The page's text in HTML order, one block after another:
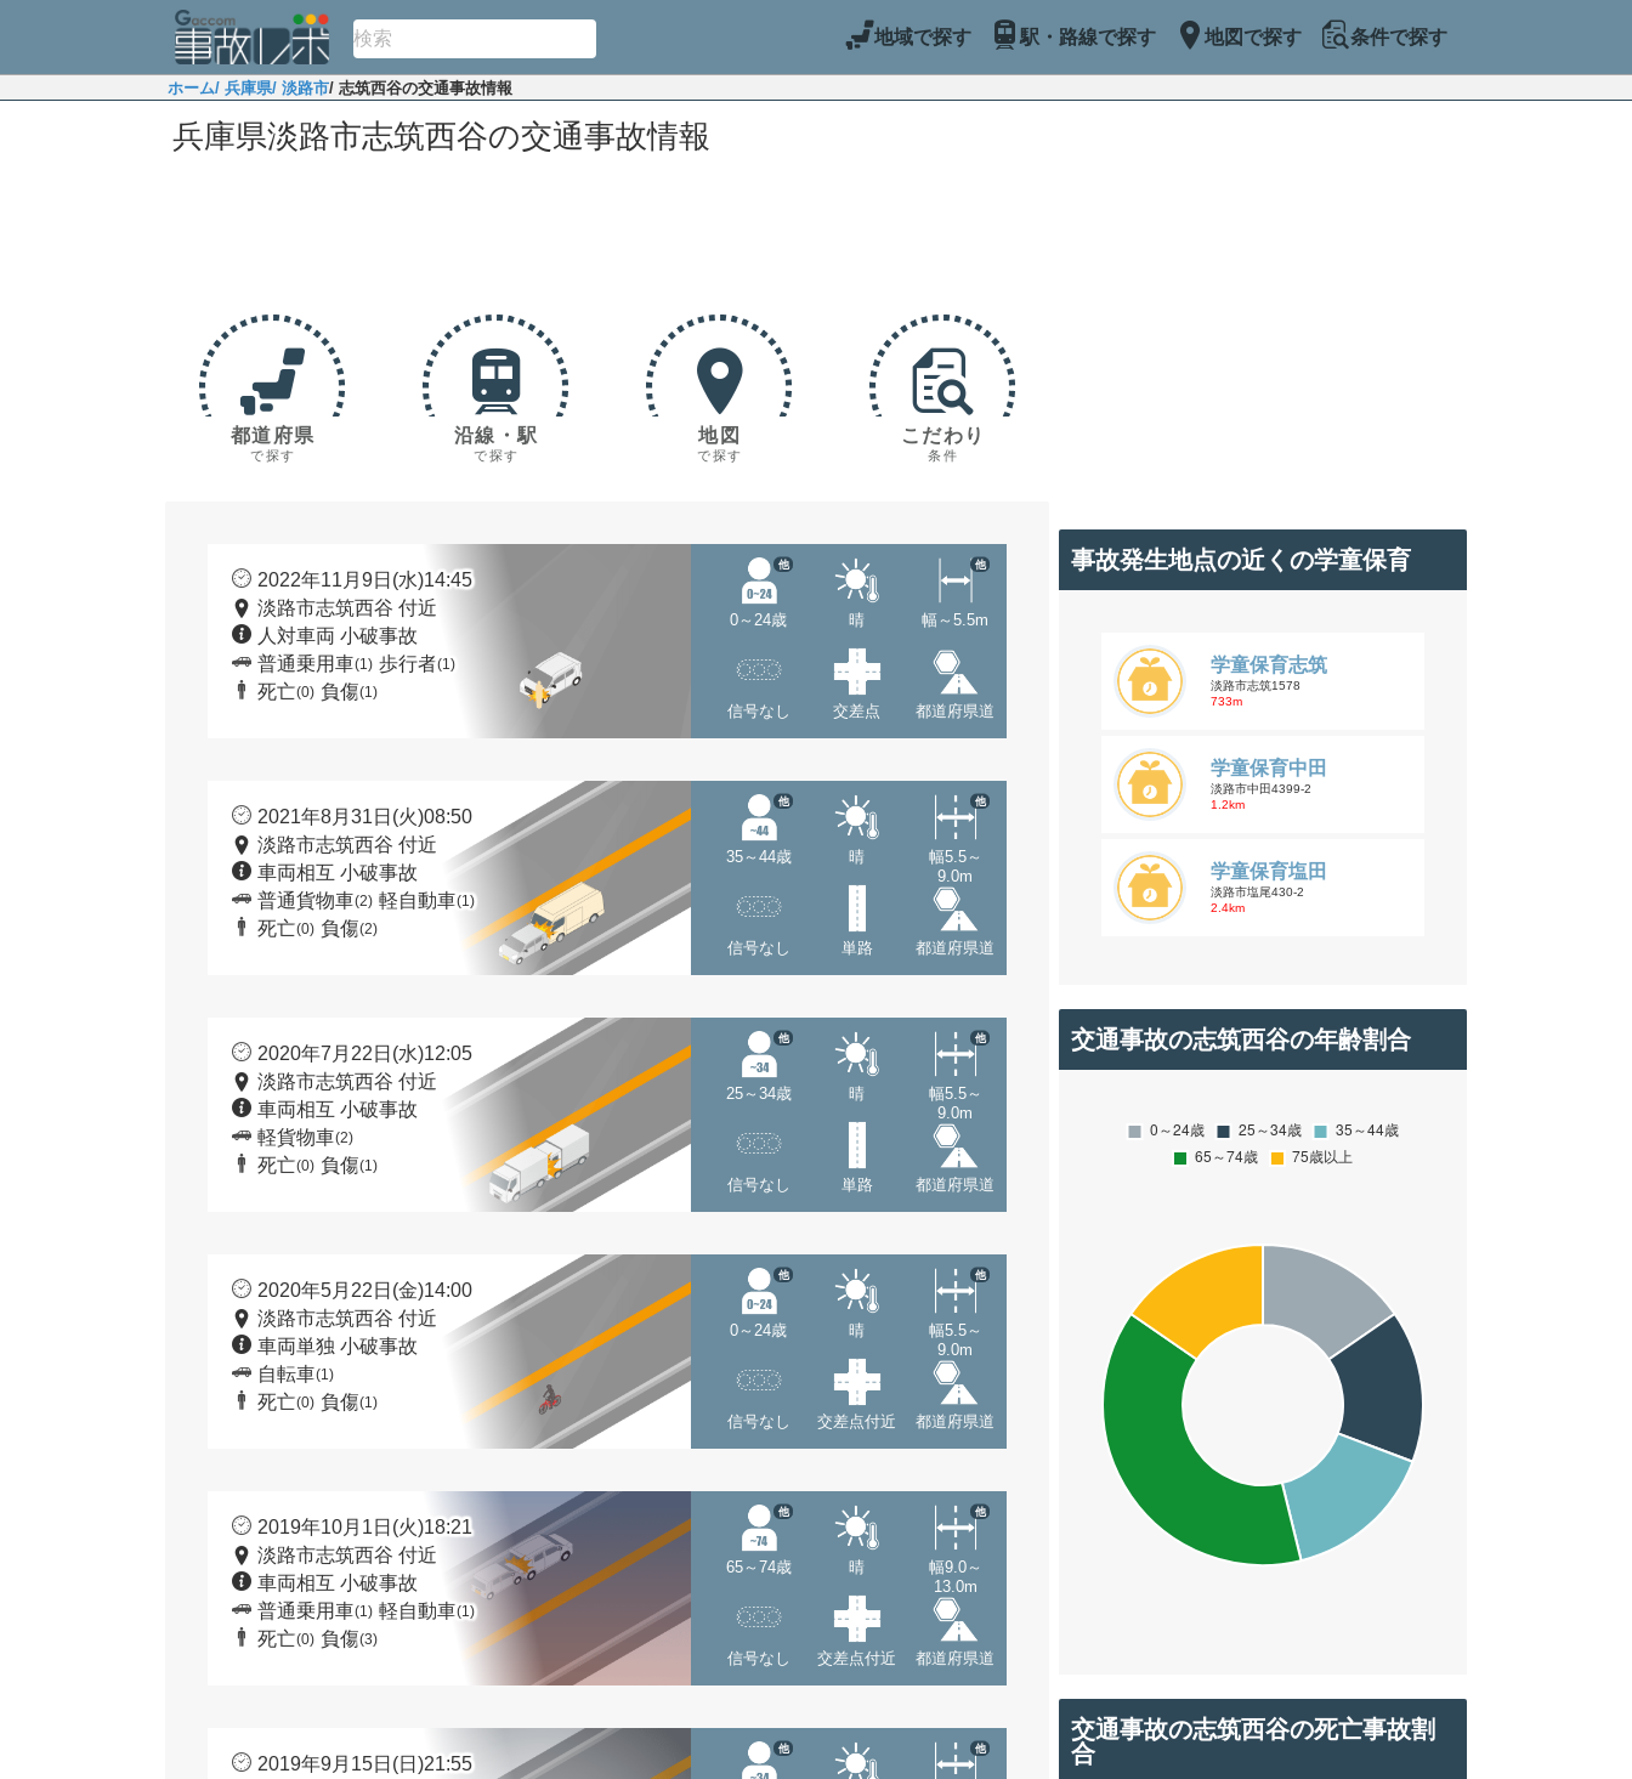
地域で探す 駅・路線で探す 地図で探す 条件で探す
ホーム/ 兵庫県/ 淡路市/ 志筑西谷の交通事故情報
兵庫県淡路市志筑西谷の交通事故情報
都道府県
で探す
沿線・駅
で探す
地図
で探す
こだわり
条件
2022年11月9日(水)14:45
淡路市志筑西谷 付近
人対車両 小破事故
普通乗用車(1) 歩行者(1)
死亡(0) 負傷(1)
0～24歳
他
晴 幅～5.5m
他
信号なし 交差点 都道府県道
2021年8月31日(火)08:50
淡路市志筑西谷 付近
車両相互 小破事故
普通貨物車(2) 軽自動車(1)
死亡(0) 負傷(2)
35～44歳
他
晴
幅5.5～
9.0m
他
信号なし 単路 都道府県道
2020年7月22日(水)12:05
淡路市志筑西谷 付近
車両相互 小破事故
軽貨物車(2)
死亡(0) 負傷(1)
25～34歳
他
晴
幅5.5～
9.0m
他
信号なし 単路 都道府県道
2020年5月22日(金)14:00
淡路市志筑西谷 付近
車両単独 小破事故
自転車(1)
死亡(0) 負傷(1)
0～24歳
他
晴
幅5.5～
9.0m
他
信号なし 交差点付近 都道府県道
2019年10月1日(火)18:21
淡路市志筑西谷 付近
車両相互 小破事故
普通乗用車(1) 軽自動車(1)
死亡(0) 負傷(3)
65～74歳
他
晴
幅9.0～
13.0m
他
信号なし 交差点付近 都道府県道
2019年9月15日(日)21:55
他 他
事故発生地点の近くの学童保育
学童保育志筑
淡路市志筑1578
733m
学童保育中田
淡路市中田4399-2
1.2km
学童保育塩田
淡路市塩尾430-2
2.4km
交通事故の志筑西谷の年齢割合
交通事故の志筑西谷の死亡事故割
合